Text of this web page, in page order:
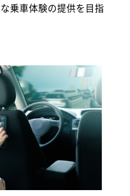
乗車体験の提供を目指